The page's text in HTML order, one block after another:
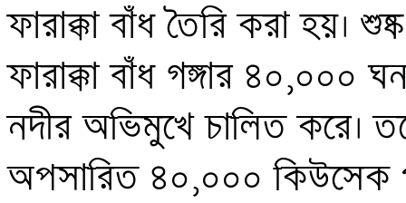
ফারাক্কা বাঁধ তৈরি করা হয়।
ফারাক্কা বাঁধ গঙ্গার
নদীর অভিমুখে চালিত করে।
অপসারিত ৪০,০০০ কিউসেক